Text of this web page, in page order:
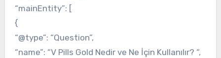
“mainEntity”: [
{
“@type”: “Question”,
“name”: “V Pills Gold Nedir ve Ne İçin Kullanılır? “,